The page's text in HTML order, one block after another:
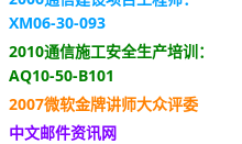
XM06-30-093
2010通信施工安全生产培训：
AQ10-50-B101
2007微软金牌讲师大众评委
中文邮件资讯网